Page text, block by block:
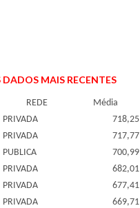
MAIS RECENTES
REDE Média
PRIVADA 718,25
PRIVADA 717,77
PUBLICA 700,99
PRIVADA 682,01
PRIVADA 677,41
PRIVADA 669,71